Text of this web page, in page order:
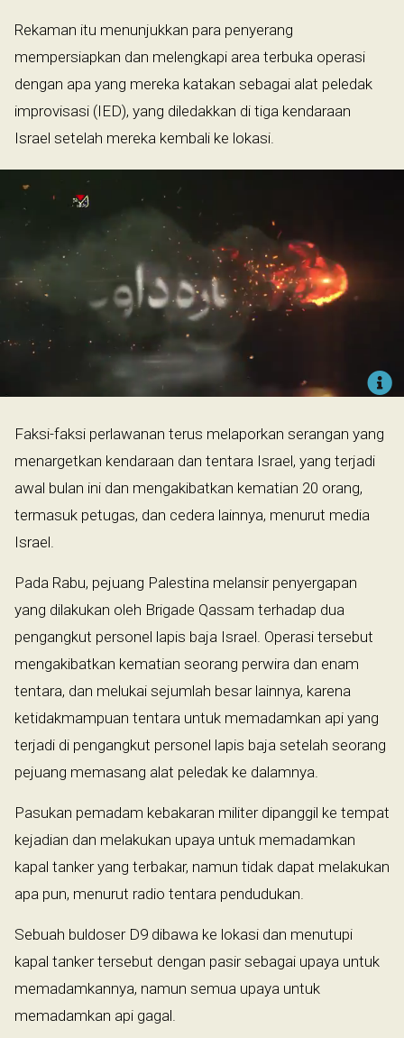
Rekaman itu menunjukkan para penyerang
mempersiapkan dan melengkapi area terbuka operasi
dengan apa yang mereka katakan sebagai alat peledak
improvisasi (IED), yang diledakkan di tiga kendaraan
Israel setelah mereka kembali ke lokasi.
Faksi-faksi perlawanan terus melaporkan serangan yang
menargetkan kendaraan dan tentara Israel, yang terjadi
awal bulan ini dan mengakibatkan kematian 20 orang,
termasuk petugas, dan cedera lainnya, menurut media
Israel.
Pada Rabu, pejuang Palestina melansir penyergapan
yang dilakukan oleh Brigade Qassam terhadap dua
pengangkut personel lapis baja Israel. Operasi tersebut
mengakibatkan kematian seorang perwira dan enam
tentara, dan melukai sejumlah besar lainnya, karena
ketidakmampuan tentara untuk memadamkan api yang
terjadi di pengangkut personel lapis baja setelah seorang
pejuang memasang alat peledak ke dalamnya.
Pasukan pemadam kebakaran militer dipanggil ke tempat
kejadian dan melakukan upaya untuk memadamkan
kapal tanker yang terbakar, namun tidak dapat melakukan
apa pun, menurut radio tentara pendudukan.
Sebuah buldoser D9 dibawa ke lokasi dan menutupi
kapal tanker tersebut dengan pasir sebagai upaya untuk
memadamkannya, namun semua upaya untuk
memadamkan api gagal.